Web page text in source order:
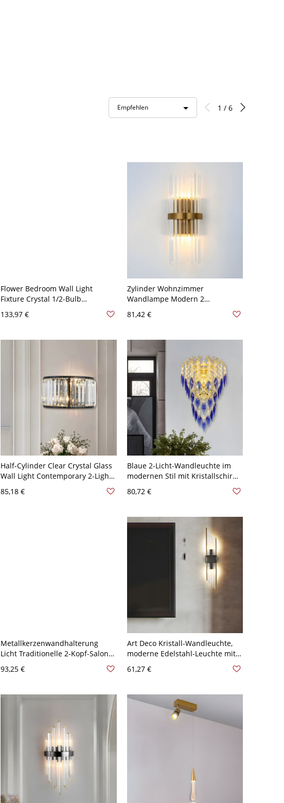
Empfehlen 1 / 6
Flower Bedroom Wall Light
Fixture Crystal 1/2-Bulb
Minimalist Style Sconce Lighting
in Gold with Metal Carved
133,97 €
Zylinder Wohnzimmer
Wandlampe Modern 2
Mount Wandkerze in Gold-220v-
81,42 €
Half-Cylinder Clear Crystal Glass
Wall Light Contemporary 2-Light
for Living Room - Schwarz 110V-
85,18 €
Blaue 2-Licht-Wandleuchte im
modernen Stil mit Kristallschirm
80,72 €
Metallkerzenwandhalterung
Licht Traditionelle 2-Kopf-Salon
Wandmontagelampe in Gold mit
Kristalltropfen
93,25 €
Art Deco Kristall-Wandleuchte,
moderne Edelstahl-Leuchte mit
K9-Glasstäben - links 110V-120V
Schwarz
61,27 €